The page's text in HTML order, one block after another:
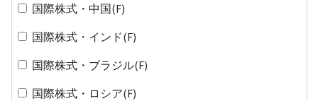
国際株式・中国(F)
国際株式・インド(F)
国際株式・ブラジル(F)
国際株式・ロシア(F)